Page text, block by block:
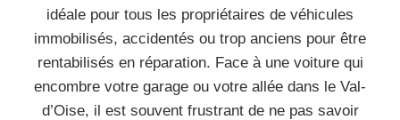
idéale pour tous les propriétaires de véhicules
immobilisés, accidentés ou trop anciens pour être
rentabilisés en réparation. Face à une voiture qui
encombre votre garage ou votre allée dans le Val-
d’Oise, il est souvent frustrant de ne pas savoir